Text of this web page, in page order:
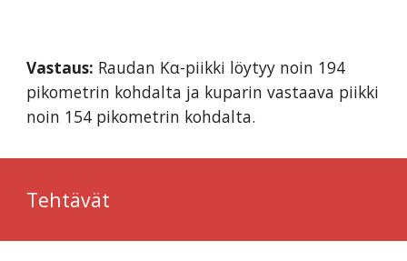
Vastaus: Raudan Kα-piikki löytyy noin 194
pikometrin kohdalta ja kuparin vastaava piikki
noin 154 pikometrin kohdalta.
Tehtävät